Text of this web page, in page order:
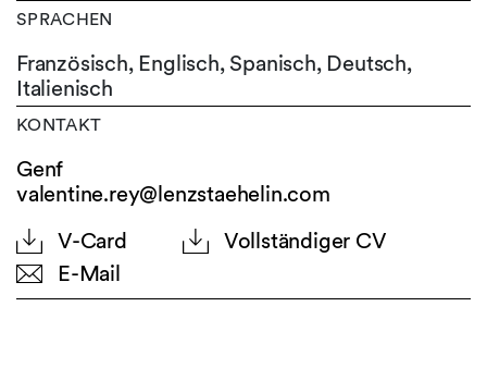
SPRACHEN
Französisch, Englisch, Spanisch, Deutsch,
Italienisch
KONTAKT
Genf
valentine.rey@lenzstaehelin.com
V-Card
Vollständiger CV
E-Mail